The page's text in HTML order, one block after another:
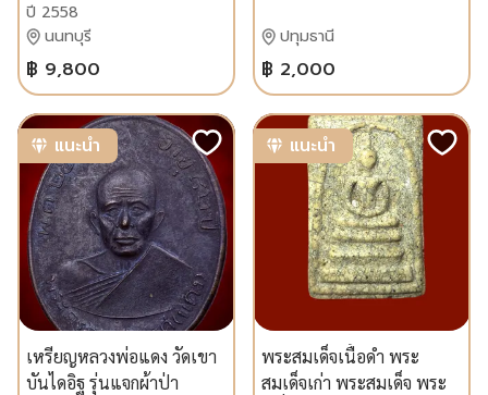
ปี 2558
นนทบุรี
฿ 9,800
ธรรมศาลา หลังพอกผงฝั่ง
ตะกรุดทองคำ
ปทุมธานี
฿ 2,000
แนะนำ
เหรียญหลวงพ่อแดง วัดเขา
บันไดอิฐ รุ่นแจกผ้าป่า
แนะนำ
พระสมเด็จเนื้อดำ พระ
สมเด็จเก่า พระสมเด็จ พระ